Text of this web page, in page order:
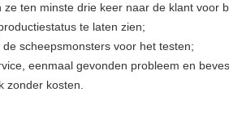
ten minste drie keer naar de klant voor
te laten zien;
scheepsmonsters voor het testen;
eenmaal gevonden probleem en
zonder kosten.